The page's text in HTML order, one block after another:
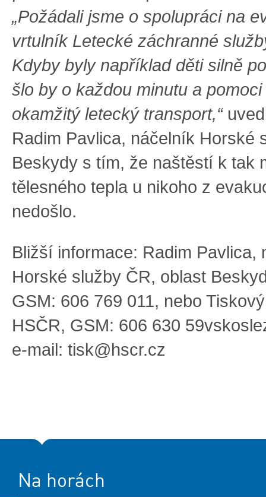
„Požádali jsme o spolupráci na
vrtulník Letecké záchranné
Kdyby byly například děti silně
šlo by o každou minutu a
okamžitý letecký transport,“
Radim Pavlica, náčelník Horské
Beskydy s tím, že naštěstí k tak
tělesného tepla u nikoho z
nedošlo.
Bližší informace: Radim Pavlica,
Horské služby ČR, oblast
GSM: 606 769 011, nebo
HSČR, GSM: 606 630
e-mail: tisk@hscr.cz
Na horách